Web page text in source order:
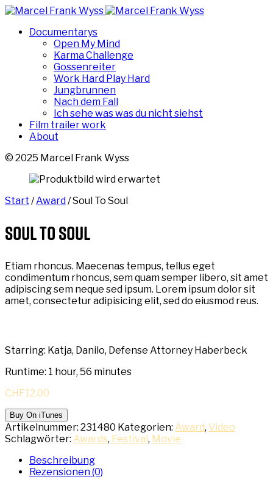
Documentarys
Open My Mind
Karma Challenge
Gossenreiter
Work Hard Play Hard
Jungbrunnen
Nach dem Fall
Ich sehe was was du nicht siehst
Film trailer work
About
© 2025 Marcel Frank Wyss
Start /Award/ Soul To Soul
Soul To Soul
Etiam rhoncus. Maecenas tempus, tellus eget
condimentum rhoncus, sem quam semper libero, sit amet
adipiscing sem neque sed ipsum. Lorem ipsum dolor sit
amet, consectetur adipisicing elit, sed do eiusmod reus.
Starring: Katja, Danilo, Defense Attorney Haberbeck
Runtime: 1 hour, 56 minutes
CHF12.00
Buy On iTunes
Artikelnummer: 231480 Kategorien: Award, Video
Schlagwörter: Awards, Festival, Movie
Beschreibung
Rezensionen (0)